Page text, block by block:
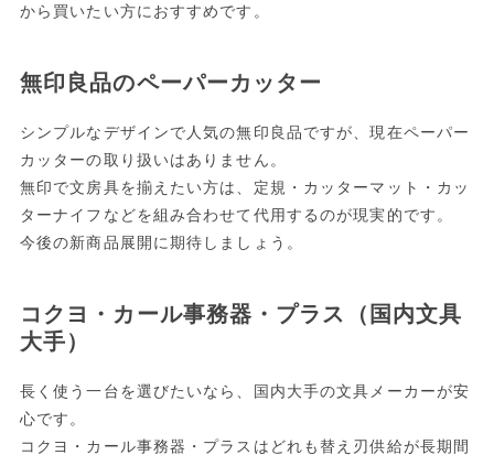
から買いたい方におすすめです。
無印良品のペーパーカッター
シンプルなデザインで人気の無印良品ですが、現在ペーパー
カッターの取り扱いはありません。
無印で文房具を揃えたい方は、定規・カッターマット・カッ
ターナイフなどを組み合わせて代用するのが現実的です。
今後の新商品展開に期待しましょう。
コクヨ・カール事務器・プラス（国内文具
大手）
長く使う一台を選びたいなら、国内大手の文具メーカーが安
心です。
コクヨ・カール事務器・プラスはどれも替え刃供給が長期間